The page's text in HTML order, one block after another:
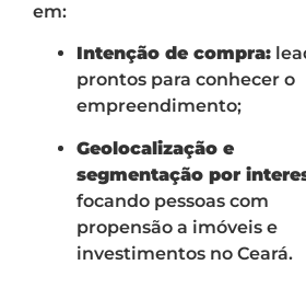
em:
Intenção de compra:
prontos para conhecer o
empreendimento;
Geolocalização e
segmentação por
focando pessoas com
propensão a imóveis e
investimentos no Ceará.